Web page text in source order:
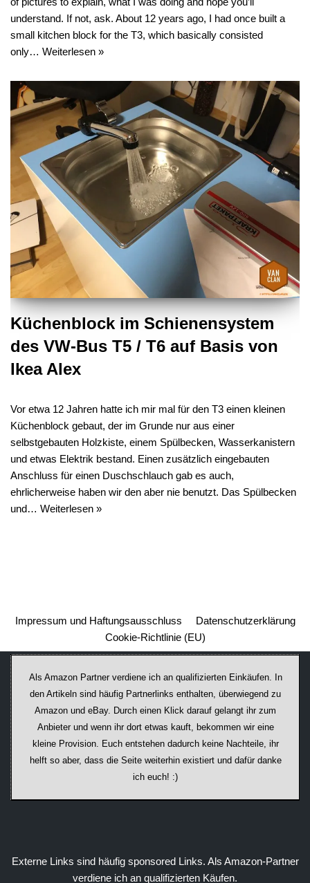
understand. If not, ask. About 12 years ago, I had once built a
small kitchen block for the T3, which basically consisted
only… Weiterlesen »
Küchenblock im Schienensystem
des VW-Bus T5 / T6 auf Basis von
Ikea Alex
Vor etwa 12 Jahren hatte ich mir mal für den T3 einen kleinen
Küchenblock gebaut, der im Grunde nur aus einer
selbstgebauten Holzkiste, einem Spülbecken, Wasserkanistern
und etwas Elektrik bestand. Einen zusätzlich eingebauten
Anschluss für einen Duschschlauch gab es auch,
ehrlicherweise haben wir den aber nie benutzt. Das Spülbecken
und… Weiterlesen »
Impressum und Haftungsausschluss
Datenschutzerklärung
Cookie-Richtlinie (EU)
Als Amazon Partner verdiene ich an qualifizierten Einkäufen. In
den Artikeln sind häufig Partnerlinks enthalten, überwiegend zu
Amazon und eBay. Durch einen Klick darauf ge­lan­gt ihr zum
Anbieter und wenn ihr dort etwas kauft, bekommen wir ei­ne
kleine Provision. Euch entstehen dadurch keine Nachteile, ihr
helft so aber, dass die Seite weiterhin existiert und dafür danke
ich euch! :)
Externe Links sind häufig sponsored Links. Als Amazon-Partner
verdiene ich an qualifizierten Käufen.